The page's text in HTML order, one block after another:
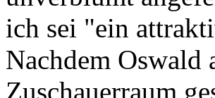
ich sei "ein
Nachdem Oswald
Zuschauerraum